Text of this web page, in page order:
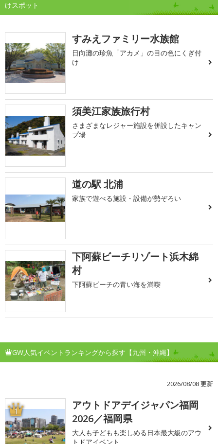
けスポット
すみえファミリー水族館
日向灘の珍魚「アカメ」の目の色にくぎ付
け
須美江家族旅行村
さまざまなレジャー施設を併設したキャン
プ場
道の駅 北浦
家族で遊べる施設・設備が勢ぞろい
下阿蘇ビーチリゾート浜木綿
村
下阿蘇ビーチの青い海を満喫
GW人気イベントランキングから探す【九州・沖縄】
2026/08/08 更新
1
アウトドアデイジャパン福岡
2026／福岡県
大人も子どもも楽しめる日本最大級のアウ
トドアイベント